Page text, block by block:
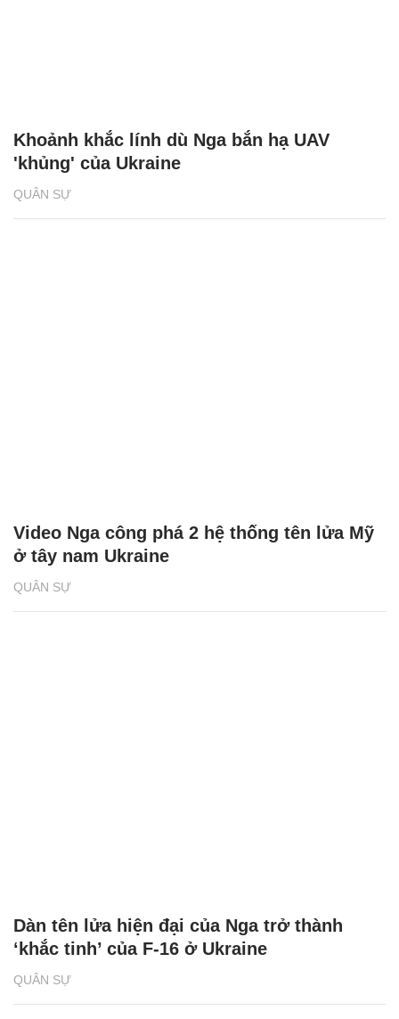
QUÂN SỰ
Khoảnh khắc lính dù Nga bắn hạ UAV
'khủng' của Ukraine
QUÂN SỰ
Video Nga công phá 2 hệ thống tên lửa Mỹ
ở tây nam Ukraine
QUÂN SỰ
Dàn tên lửa hiện đại của Nga trở thành
‘khắc tinh’ của F-16 ở Ukraine